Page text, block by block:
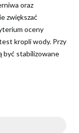
oraz
zwiększać
oceny
kropli wody. Przy
być stabilizowane